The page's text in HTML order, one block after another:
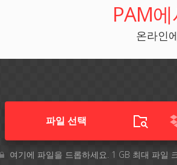
PAM
온라인
파일 선택
여기에 파일을 드롭하세요. 1 GB 최대 파일